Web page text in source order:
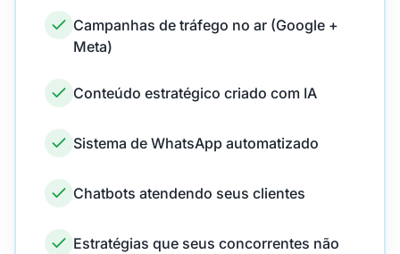
Campanhas de tráfego no ar (Google +
Meta)
Conteúdo estratégico criado com IA
Sistema de WhatsApp automatizado
Chatbots atendendo seus clientes
Estratégias que seus concorrentes não